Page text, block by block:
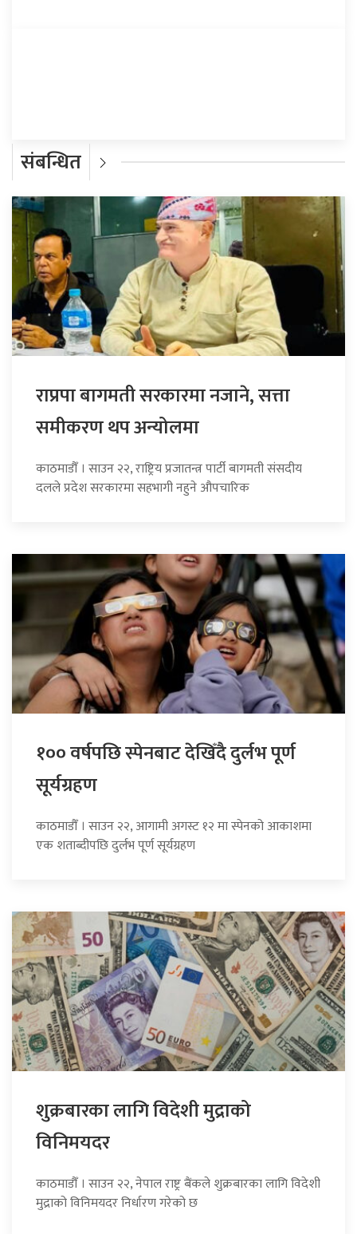
संबन्धित
राप्रपा बागमती सरकारमा नजाने, सत्ता
समीकरण थप अन्योलमा
काठमाडौँ । साउन २२, राष्ट्रिय प्रजातन्त्र पार्टी बागमती संसदीय
दलले प्रदेश सरकारमा सहभागी नहुने औपचारिक
१०० वर्षपछि स्पेनबाट देखिँदै दुर्लभ पूर्ण
सूर्यग्रहण
काठमाडौँ । साउन २२, आगामी अगस्ट १२ मा स्पेनको आकाशमा
एक शताब्दीपछि दुर्लभ पूर्ण सूर्यग्रहण
शुक्रबारका लागि विदेशी मुद्राको
विनिमयदर
काठमाडौँ । साउन २२, नेपाल राष्ट्र बैंकले शुक्रबारका लागि विदेशी
मुद्राको विनिमयदर निर्धारण गरेको छ